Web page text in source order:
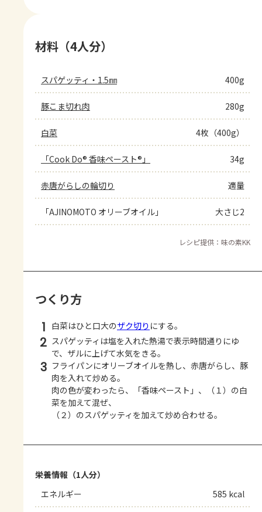
材料（4人分）
スパゲッティ・1.5㎜ 400g
豚こま切れ肉 280g
白菜 4枚（400g）
「Cook Do® 香味ペースト®」 34g
赤唐がらしの輪切り 適量
「AJINOMOTO オリーブオイル」 大さじ2
レシピ提供：味の素KK
つくり方
1 白菜はひと口大のザク切り にする。
2 スパゲッティは塩を入れた熱湯で表示時間通りにゆ
で、ザルに上げて水気をきる。
3 フライパンにオリーブオイルを熱し、赤唐がらし、豚
肉を入れて炒める。
肉の色が変わったら、「香味ペースト」、（１）の白
菜を加えて混ぜ、
（２）のスパゲッティを加えて炒め合わせる。
栄養情報（1人分）
エネルギー
585 kcal